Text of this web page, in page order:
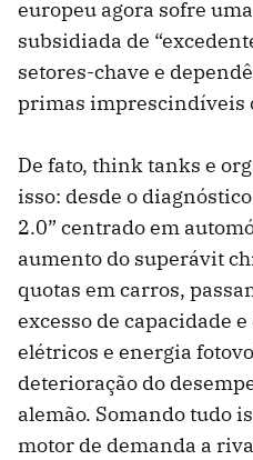
europeu agora sofre
subsidiada de
setores-chave e
primas imprescindíveis
De fato, think tanks e
isso: desde o
2.0” centrado em
aumento do superávit
quotas em carros,
excesso de capacidade
elétricos e energia
deterioração do
alemão. Somando tudo
motor de demanda a